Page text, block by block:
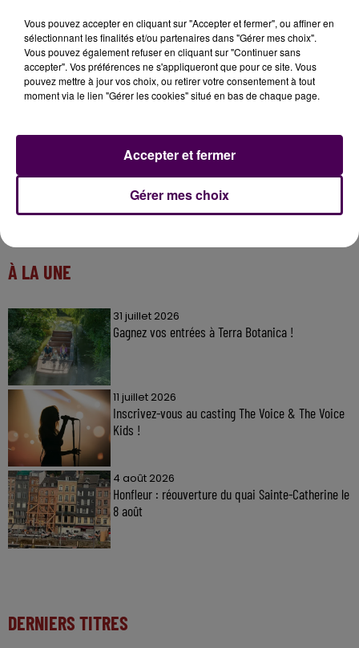
Ecoutez Francis Pousse :
À LA UNE
31 juillet 2026
Gagnez vos entrées à Terra Botanica !
11 juillet 2026
Inscrivez-vous au casting The Voice & The Voice
Kids !
4 août 2026
Honfleur : réouverture du quai Sainte-Catherine le
8 août
DERNIERS TITRES
Vous pouvez accepter en cliquant sur "Accepter et fermer", ou affiner en
sélectionnant les finalités et/ou partenaires dans "Gérer mes choix".
Vous pouvez également refuser en cliquant sur "Continuer sans
accepter". Vos préférences ne s'appliqueront que pour ce site. Vous
pouvez mettre à jour vos choix, ou retirer votre consentement à tout
moment via le lien "Gérer les cookies" situé en bas de chaque page.
Gérer mes choix
Accepter et fermer